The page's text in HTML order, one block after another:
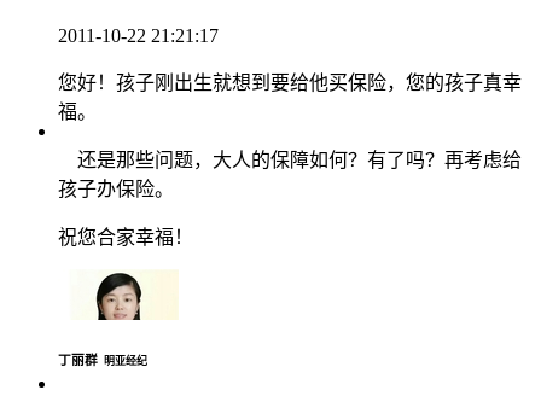
2011-10-22 21:21:17
您好！孩子刚出生就想到要给他买保险，您的孩子真幸
福。
还是那些问题，大人的保障如何？有了吗？再考虑给
孩子办保险。
祝您合家幸福！
丁丽群 明亚经纪